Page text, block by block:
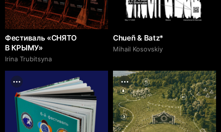
Фестиваль «СНЯТО
В КРЫМУ»
Irina Trubitsyna
Chueñ & Batz*
Mihail Kosovskiy